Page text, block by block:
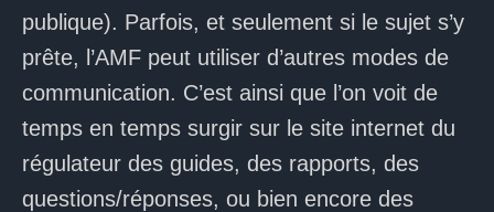
publique). Parfois, et seulement si le sujet s’y
prête, l’AMF peut utiliser d’autres modes de
communication. C’est ainsi que l’on voit de
temps en temps surgir sur le site internet du
régulateur des guides, des rapports, des
questions/réponses, ou bien encore des